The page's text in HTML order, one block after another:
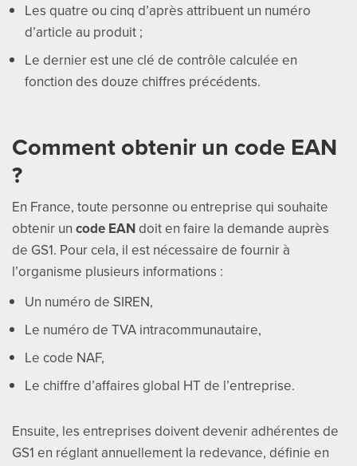
Les quatre ou cinq d’après attribuent un numéro
d’article au produit ;
Le dernier est une clé de contrôle calculée en
fonction des douze chiffres précédents.
Comment obtenir un code EAN
?
En France, toute personne ou entreprise qui souhaite
obtenir un code EANdoit en faire la demande auprès
de GS1. Pour cela, il est nécessaire de fournir à
l’organisme plusieurs informations :
Un numéro de SIREN,
Le numéro de TVA intracommunautaire,
Le code NAF,
Le chiffre d’affaires global HT de l’entreprise.
Ensuite, les entreprises doivent devenir adhérentes de
GS1 en réglant annuellement la redevance, définie en